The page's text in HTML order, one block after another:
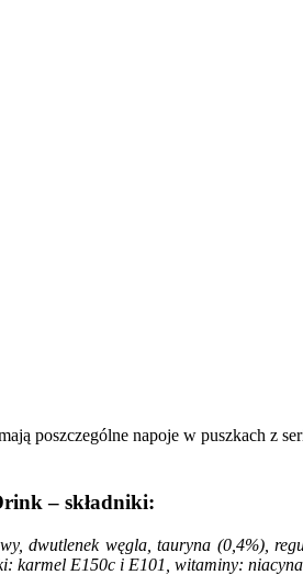
poszczególne napoje w puszkach z
– składniki:
dwutlenek węgla, tauryna (0,4%),
karmel E150c i E101, witaminy: